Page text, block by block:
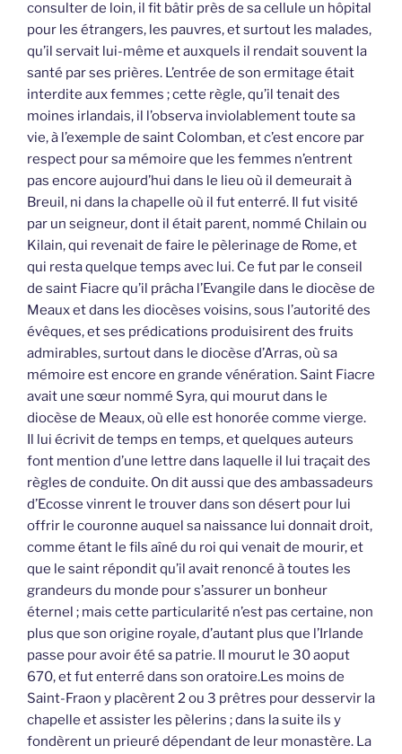
consulter de loin, il fit bâtir près de sa cellule un hôpital
pour les étrangers, les pauvres, et surtout les malades,
qu’il servait lui-même et auxquels il rendait souvent la
santé par ses prières. L’entrée de son ermitage était
interdite aux femmes ; cette règle, qu’il tenait des
moines irlandais, il l’observa inviolablement toute sa
vie, à l’exemple de saint Colomban, et c’est encore par
respect pour sa mémoire que les femmes n’entrent
pas encore aujourd’hui dans le lieu où il demeurait à
Breuil, ni dans la chapelle où il fut enterré. Il fut visité
par un seigneur, dont il était parent, nommé Chilain ou
Kilain, qui revenait de faire le pèlerinage de Rome, et
qui resta quelque temps avec lui. Ce fut par le conseil
de saint Fiacre qu’il prâcha l’Evangile dans le diocèse de
Meaux et dans les diocèses voisins, sous l’autorité des
évêques, et ses prédications produisirent des fruits
admirables, surtout dans le diocèse d’Arras, où sa
mémoire est encore en grande vénération. Saint Fiacre
avait une sœur nommé Syra, qui mourut dans le
diocèse de Meaux, où elle est honorée comme vierge.
Il lui écrivit de temps en temps, et quelques auteurs
font mention d’une lettre dans laquelle il lui traçait des
règles de conduite. On dit aussi que des ambassadeurs
d’Ecosse vinrent le trouver dans son désert pour lui
offrir le couronne auquel sa naissance lui donnait droit,
comme étant le fils aîné du roi qui venait de mourir, et
que le saint répondit qu’il avait renoncé à toutes les
grandeurs du monde pour s’assurer un bonheur
éternel ; mais cette particularité n’est pas certaine, non
plus que son origine royale, d’autant plus que l’Irlande
passe pour avoir été sa patrie. Il mourut le 30 aoput
670, et fut enterré dans son oratoire.Les moins de
Saint-Fraon y placèrent 2 ou 3 prêtres pour desservir la
chapelle et assister les pèlerins ; dans la suite ils y
fondèrent un prieuré dépendant de leur monastère. La